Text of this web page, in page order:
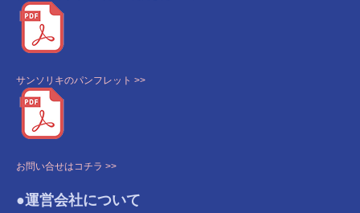
サンソリキのパンフレット >>
お問い合せはコチラ >>
●運営会社について